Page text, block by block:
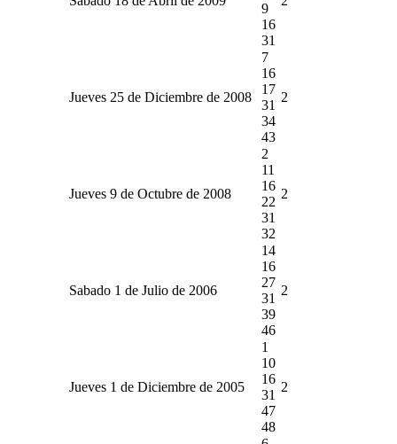
9
16
31
Jueves 25 de Diciembre de 2008
7
16
17
31
34
43
2
Jueves 9 de Octubre de 2008
2
11
16
22
31
32
2
Sabado 1 de Julio de 2006
14
16
27
31
39
46
2
Jueves 1 de Diciembre de 2005
1
10
16
31
47
48
2